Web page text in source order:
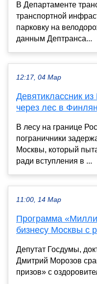
В Департаменте
транспортной
парковку на
данным Дептранса...
12:17, 04 Мар
Девятиклассник
через лес в
В лесу на границе
пограничники
Москвы, который
ради вступления в ...
11:00, 14 Мар
Программа
бизнесу Москвы с
Депутат Госдумы,
Дмитрий Морозов
призов» с